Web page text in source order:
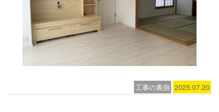
工事の裏側 2025.07.20